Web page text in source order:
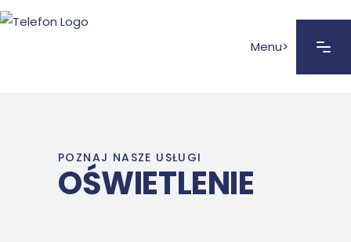
Menu>
POZNAJ NASZE USŁUGI
OŚWIETLENIE